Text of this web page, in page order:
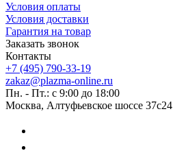
Условия оплаты
Условия доставки
Гарантия на товар
Заказать звонок
Контакты
+7 (495) 790-33-19
zakaz@plazma-online.ru
Пн. - Пт.: с 9:00 до 18:00
Москва, Алтуфьевское шоссе 37с24